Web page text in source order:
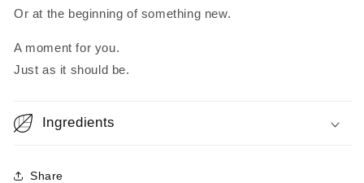
Or at the beginning of something new.
A moment for you.
Just as it should be.
Ingredients
Share